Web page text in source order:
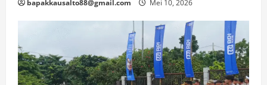
bapakkausalto88@gmail.com Mei 10, 2026